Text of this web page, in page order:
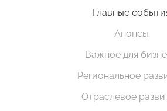
Главные
Анонсы
Важное для
Региональное
Отраслевое